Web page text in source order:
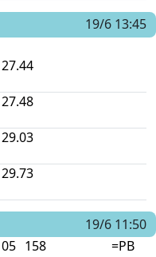
19/6 13:45
27.44
27.48
29.03
29.73
19/6 11:50
05 158 =PB